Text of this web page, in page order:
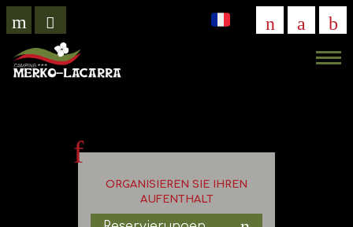
VIRTUELLER
BESUCH
ORGANISIEREN SIE IHREN
AUFENTHALT